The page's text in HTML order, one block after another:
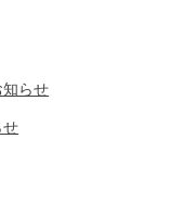
らせ
せ